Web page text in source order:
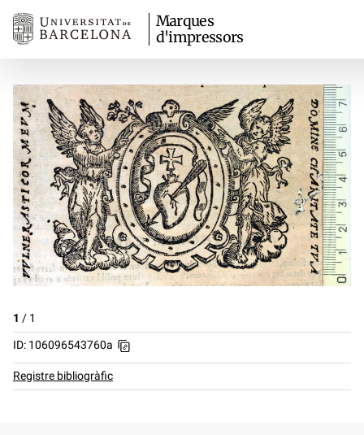
Marques
d'impressors
1 / 1
ID: 106096543760a
Registre bibliogràfic